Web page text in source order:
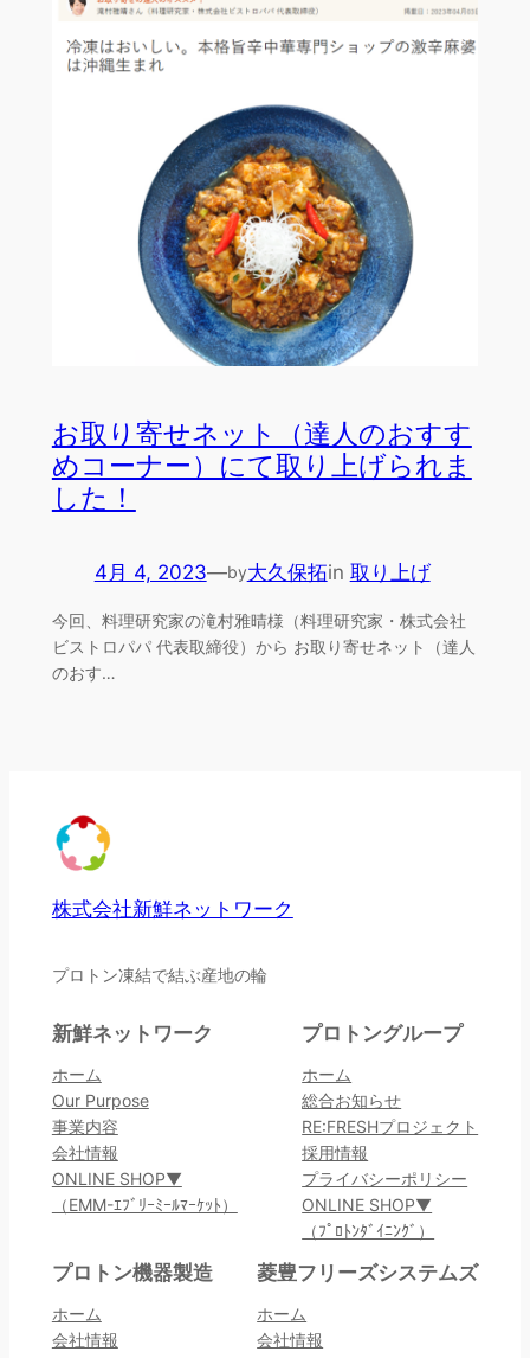
お取り寄せネット（達人のおすす
めコーナー）にて取り上げられま
した！
4月 4, 2023—by大久保拓in 取り上げ
今回、料理研究家の滝村雅晴様（料理研究家・株式会社
ビストロパパ 代表取締役）から お取り寄せネット（達人
のおす…
株式会社新鮮ネットワーク
プロトン凍結で結ぶ産地の輪
新鮮ネットワーク
ホーム
Our Purpose
事業内容
会社情報
ONLINE SHOP▼
（EMM-ｴﾌﾞﾘｰﾐｰﾙﾏｰｹｯﾄ）
プロトングループ
ホーム
総合お知らせ
RE:FRESHプロジェクト
採用情報
プライバシーポリシー
ONLINE SHOP▼
（ﾌﾟﾛﾄﾝﾀﾞｲﾆﾝｸﾞ）
プロトン機器製造
ホーム
会社情報
菱豊フリーズシステムズ
ホーム
会社情報